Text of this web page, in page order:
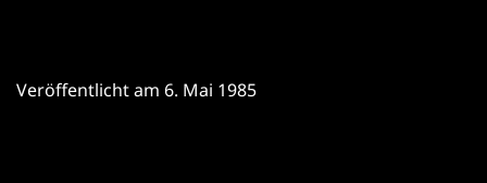
Veröffentlicht am 6. Mai 1985